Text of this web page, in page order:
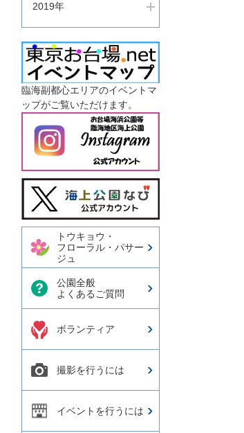
2019年
臨海副都心エリアのイベントマ
ップがご覧いただけます。
今日の東京港埠頭㈱【公式
X】
トウキョウ・
フローラル・パサー
ジュ
公園全般
よくあるご質問
ボランティア
撮影を行うには
イベントを行うには